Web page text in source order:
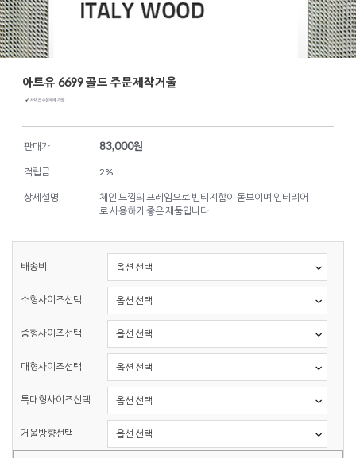
아트유 6699 골드 주문제작거울
판매가 83,000원
적립금 2%
상세설명
체인 느낌의 프레임으로 빈티지함이 돋보이며 인테리어
로 사용하기 좋은 제품입니다
배송비
소형사이즈선택
중형사이즈선택
대형사이즈선택
특대형사이즈선택
거울방향선택